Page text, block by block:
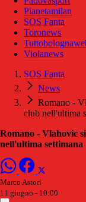
Pianetamilan
SOS Fanta
Toronews
Violanews
SOS Fanta
News
Romano -
club nell'ultima
Romano - Vlahovic
nell'ultima settimana
Marco Astori
11 giugno - 10:00